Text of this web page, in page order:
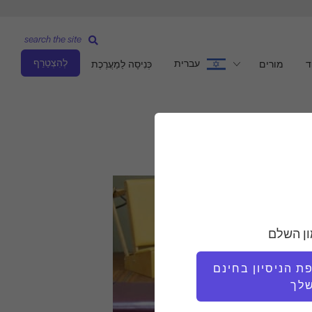
מורים עברית כְּנִיסָה לַמַעֲרֶכֶת לְהִצְטַרֵף
search the site
השלם
הניסיון בחינם
שלך